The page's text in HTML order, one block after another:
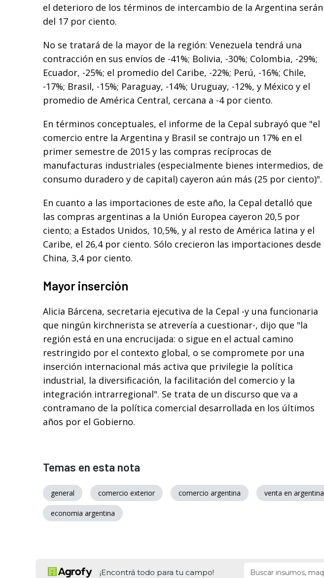
el deterioro de los términos de intercambio de la Argentina serán
del 17 por ciento.
No se tratará de la mayor de la región: Venezuela tendrá una
contracción en sus envíos de -41%; Bolivia, -30%; Colombia, -29%;
Ecuador, -25%; el promedio del Caribe, -22%; Perú, -16%; Chile,
-17%; Brasil, -15%; Paraguay, -14%; Uruguay, -12%, y México y el
promedio de América Central, cercana a -4 por ciento.
En términos conceptuales, el informe de la Cepal subrayó que "el
comercio entre la Argentina y Brasil se contrajo un 17% en el
primer semestre de 2015 y las compras recíprocas de
manufacturas industriales (especialmente bienes intermedios, de
consumo duradero y de capital) cayeron aún más (25 por ciento)".
En cuanto a las importaciones de este año, la Cepal detalló que
las compras argentinas a la Unión Europea cayeron 20,5 por
ciento; a Estados Unidos, 10,5%, y al resto de América latina y el
Caribe, el 26,4 por ciento. Sólo crecieron las importaciones desde
China, 3,4 por ciento.
Mayor inserción
Alicia Bárcena, secretaria ejecutiva de la Cepal -y una funcionaria
que ningún kirchnerista se atrevería a cuestionar-, dijo que "la
región está en una encrucijada: o sigue en el actual camino
restringido por el contexto global, o se compromete por una
inserción internacional más activa que privilegie la política
industrial, la diversificación, la facilitación del comercio y la
integración intrarregional". Se trata de un discurso que va a
contramano de la política comercial desarrollada en los últimos
años por el Gobierno.
Temas en esta nota
general comercio exterior comercio argentina venta en argentina
economia argentina
¡Encontrá todo para tu campo!